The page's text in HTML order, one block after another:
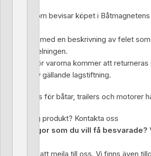
ett kvitto som bevisar köpet i
en handling med en beskrivning av felet
serviceavdelningen.
Pengarna för varorna kommer att
fastställs av gällande lagstiftning.
Returpolicys för båtar, trailers och motorer
Frågor kring produkt? Kontakta oss
Har du frågor som du vill få besvarade?
Det går bra att mejla till oss. Vi finns även